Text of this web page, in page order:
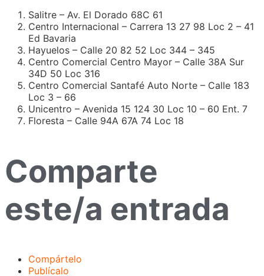
Salitre – Av. El Dorado 68C 61
Centro Internacional – Carrera 13 27 98 Loc 2 – 41
Ed Bavaria
Hayuelos – Calle 20 82 52 Loc 344 – 345
Centro Comercial Centro Mayor – Calle 38A Sur
34D 50 Loc 316
Centro Comercial Santafé Auto Norte – Calle 183
Loc 3 – 66
Unicentro – Avenida 15 124 30 Loc 10 – 60 Ent. 7
Floresta – Calle 94A 67A 74 Loc 18
Comparte
este/a entrada
Compártelo
Publícalo